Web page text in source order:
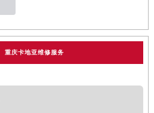
重庆卡地亚维修服务